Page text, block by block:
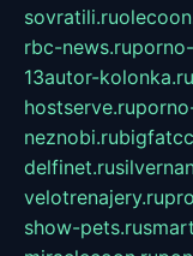
sovratili.ru
rbc-news.ru
13autor-kolonka.ru
hostserve.ru
neznobi.ru
delfinet.ru
velotrenajery.ru
show-pets.ru